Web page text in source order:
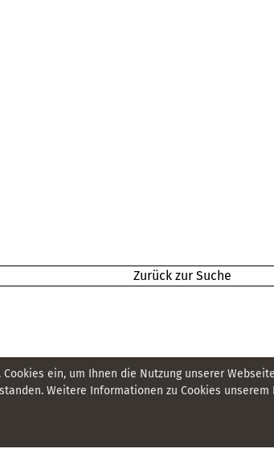
Zurück zur Suche
ein, um Ihnen die Nutzung unserer
Weitere Informationen zu Cookies